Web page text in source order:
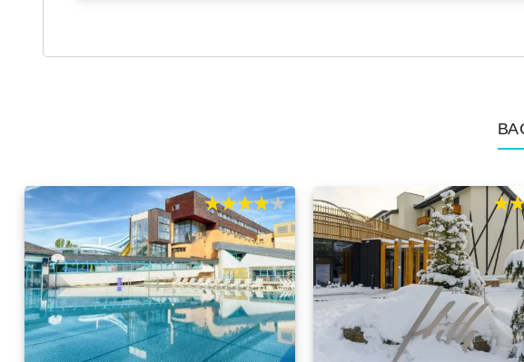
80%
% of100 80%
% of